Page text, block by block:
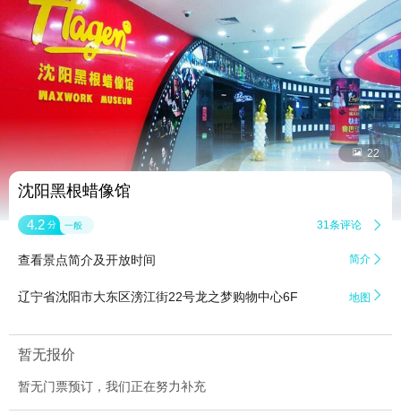
 22
沈阳黑根蜡像馆
4.2 分 一般 31条评论 
查看景点简介及开放时间 简介 
辽宁省沈阳市大东区滂江街22号龙之梦购物中心6F 地图 
暂无报价
暂无门票预订，我们正在努力补充
